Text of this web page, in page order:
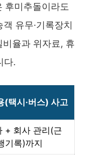
후미추돌이라도
유무·기록장치
비율과 위자료, 휴
다.
(택시·버스) 사고
+ 회사 관리(근
기록)까지